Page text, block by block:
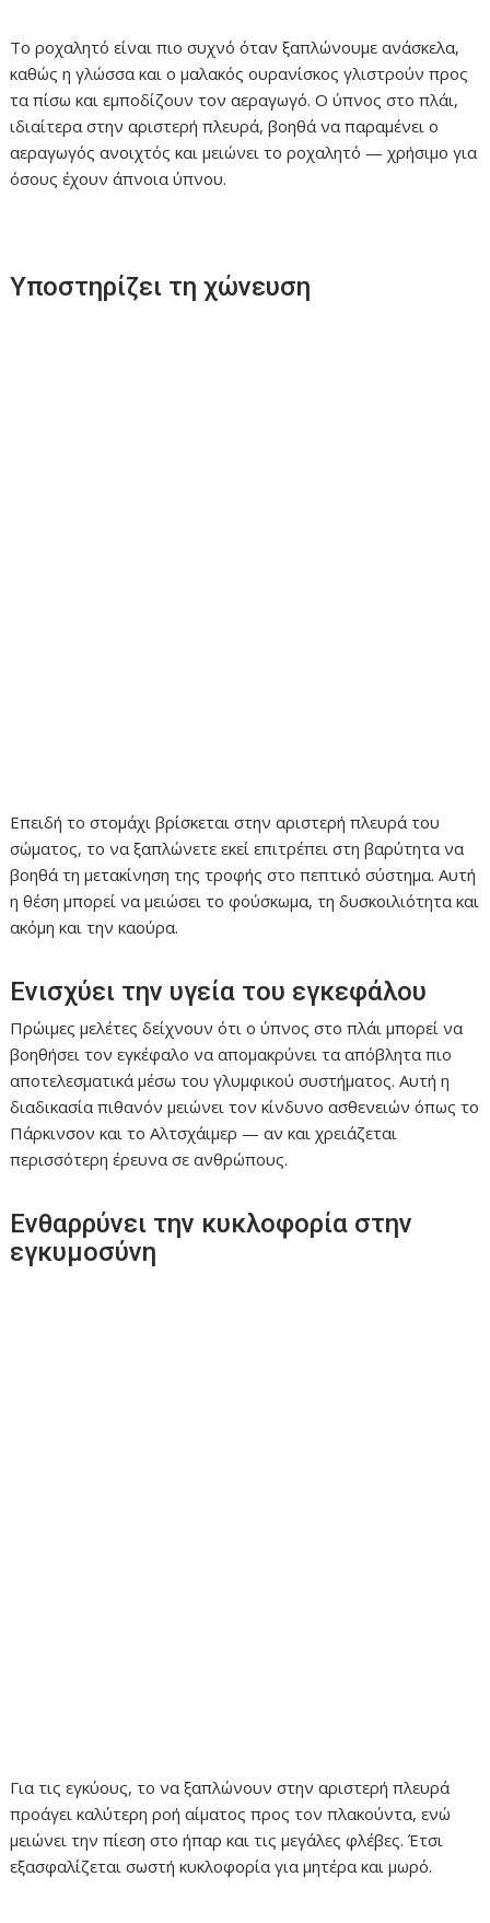
Το ροχαλητό είναι πιο συχνό όταν ξαπλώνουμε ανάσκελα,
καθώς η γλώσσα και ο μαλακός ουρανίσκος γλιστρούν προς
τα πίσω και εμποδίζουν τον αεραγωγό. Ο ύπνος στο πλάι,
ιδιαίτερα στην αριστερή πλευρά, βοηθά να παραμένει ο
αεραγωγός ανοιχτός και μειώνει το ροχαλητό — χρήσιμο για
όσους έχουν άπνοια ύπνου.
Υποστηρίζει τη χώνευση
Επειδή το στομάχι βρίσκεται στην αριστερή πλευρά του
σώματος, το να ξαπλώνετε εκεί επιτρέπει στη βαρύτητα να
βοηθά τη μετακίνηση της τροφής στο πεπτικό σύστημα. Αυτή
η θέση μπορεί να μειώσει το φούσκωμα, τη δυσκοιλιότητα και
ακόμη και την καούρα.
Ενισχύει την υγεία του εγκεφάλου
Πρώιμες μελέτες δείχνουν ότι ο ύπνος στο πλάι μπορεί να
βοηθήσει τον εγκέφαλο να απομακρύνει τα απόβλητα πιο
αποτελεσματικά μέσω του γλυμφικού συστήματος. Αυτή η
διαδικασία πιθανόν μειώνει τον κίνδυνο ασθενειών όπως το
Πάρκινσον και το Αλτσχάιμερ — αν και χρειάζεται
περισσότερη έρευνα σε ανθρώπους.
Ενθαρρύνει την κυκλοφορία στην
εγκυμοσύνη
Για τις εγκύους, το να ξαπλώνουν στην αριστερή πλευρά
προάγει καλύτερη ροή αίματος προς τον πλακούντα, ενώ
μειώνει την πίεση στο ήπαρ και τις μεγάλες φλέβες. Έτσι
εξασφαλίζεται σωστή κυκλοφορία για μητέρα και μωρό.